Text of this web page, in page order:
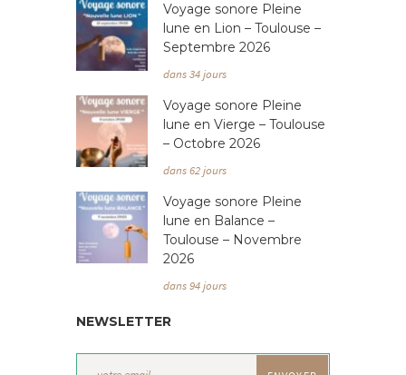
Voyage sonore Pleine
lune en Lion – Toulouse –
Septembre 2026
dans 34 jours
Voyage sonore Pleine
lune en Vierge – Toulouse
– Octobre 2026
dans 62 jours
Voyage sonore Pleine
lune en Balance –
Toulouse – Novembre
2026
dans 94 jours
NEWSLETTER